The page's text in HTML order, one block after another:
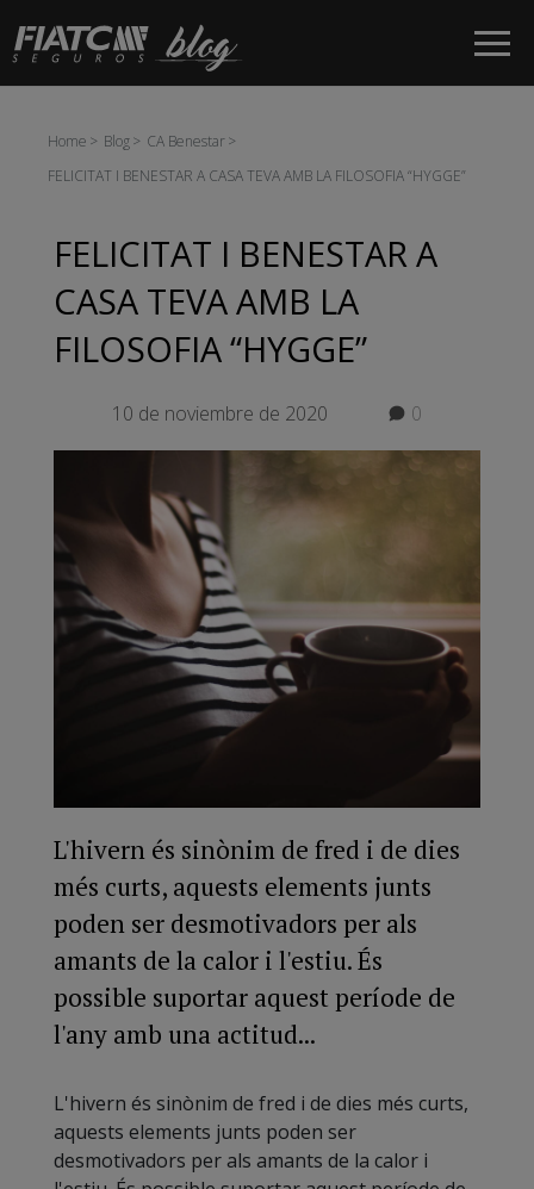
Salta al contingut principal
Home Blog
CA Benestar
FELICITAT I BENESTAR A CASA TEVA AMB LA FILOSOFIA “HYGGE”
FELICITAT I BENESTAR A
CASA TEVA AMB LA
FILOSOFIA “HYGGE”
10 de noviembre de 2020 0
L'hivern és sinònim de fred i de dies
més curts, aquests elements junts
poden ser desmotivadors per als
amants de la calor i l'estiu. És
possible suportar aquest període de
l'any amb una actitud...
L'hivern és sinònim de fred i de dies més curts,
aquests elements junts poden ser
desmotivadors per als amants de la calor i